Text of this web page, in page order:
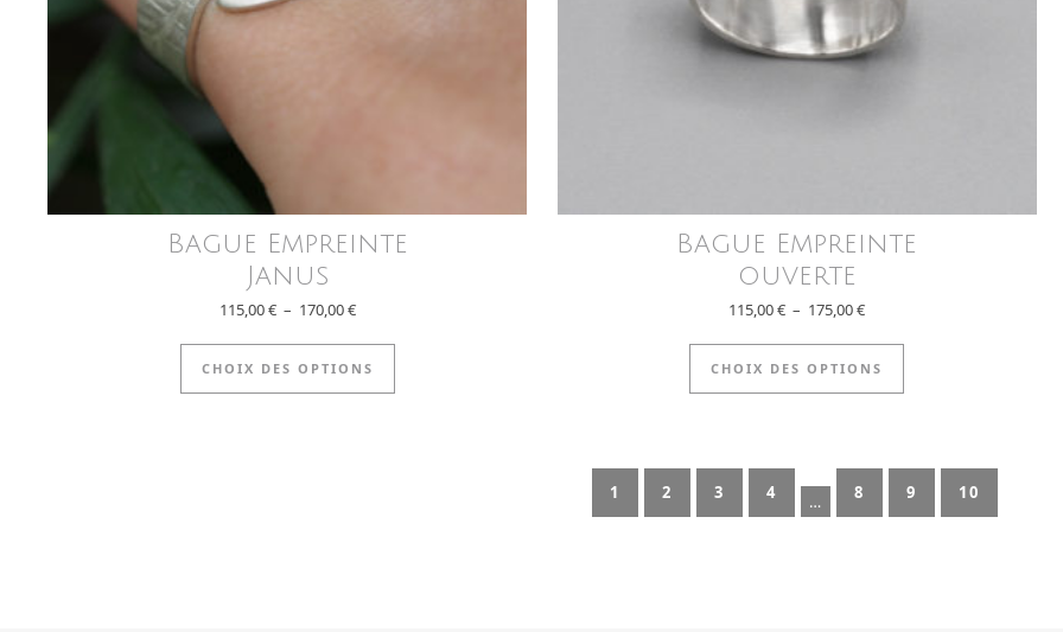
Bague Empreinte
Janus
115,00€ – 170,00€Plage de prix : 115,00 € à 170,00 €
CHOIX DES OPTIONS
Ce produit a plusieurs variations. Les options peuvent être choisies sur la
Bague Empreinte
ouverte
115,00€ – 175,00€Plage de prix : 115,00 € à
CHOIX DES OPTIONS
Ce produit a
1 2 3 4 … 8 9 10